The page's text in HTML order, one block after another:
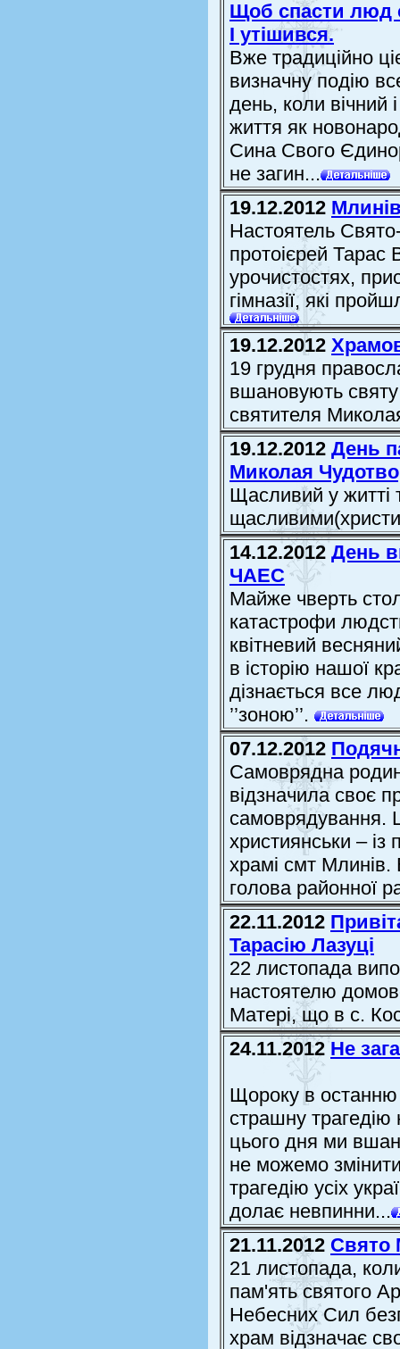
Щоб спасти люд
І утішився.
Вже традиційно
визначну подію
день, коли вічний
життя як
Сина Свого
не загин...
19.12.2012
Настоятель
протоієрей Тарас
урочистостях,
гімназії, які
19.12.2012
19 грудня
вшановують
святителя
19.12.2012 День
Миколая
Щасливий у житті
14.12.2012 День
ЧАЕС
Майже чверть
катастрофи
квітневий
в історію нашої
дізнається все
’’зоною’’.
07.12.2012
Самоврядна
відзначила своє
самоврядування.
християнськи –
храмі смт Млинів.
голова районної
22.11.2012
Тарасію Лазуці
22 листопада
настоятелю
Матері, що в с.
24.11.2012Не
Щороку в останню
страшну трагедію
цього дня ми
не можемо
трагедію усіх
долає невпинни...
21.11.2012 Свято
21 листопада,
пам'ять святого
Небесних Сил
храм відзначає